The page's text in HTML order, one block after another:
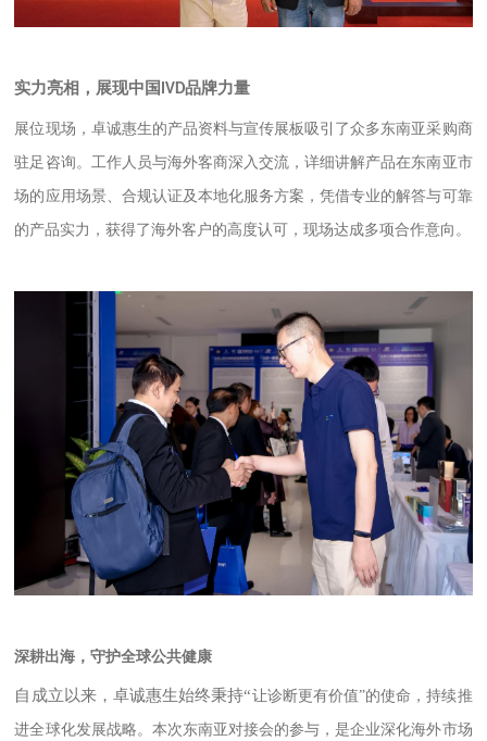
实力亮相，展现中国 IVD品牌力量
展位现场，卓诚惠生的产品资料与宣传展板吸引了众多东南亚采购商
驻足咨询。工作人员与海外客商深入交流，详细讲解产品在东南亚市
场的应用场景、合规认证及本地化服务方案，凭借专业的解答与可靠
的产品实力，获得了海外客户的高度认可，现场达成多项合作意向。
深耕出海，守护全球公共健康
自成立以来，卓诚惠生始终秉持“让诊断更有价值”的使命，持续推
进全球化发展战略。本次东南亚对接会的参与，是企业深化海外市场